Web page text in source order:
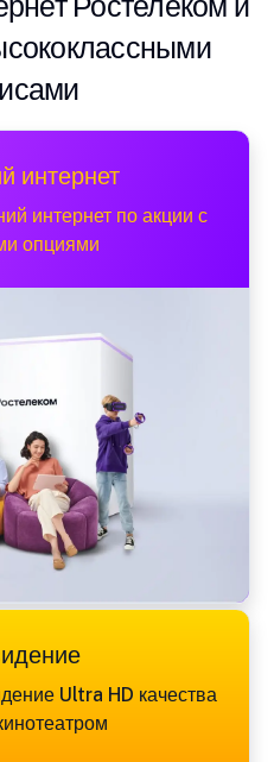
интернет
интернет по акции с
опциями
Ultra HD качества